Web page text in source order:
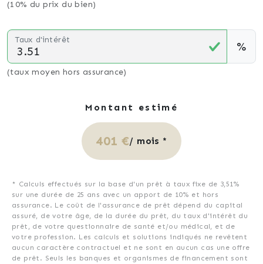
(10% du prix du bien)
Taux d'intérêt %
(taux moyen hors assurance)
Montant estimé
401 €/ mois *
* Calculs effectués sur la base d'un prêt à taux fixe de 3,51%
sur une durée de 25 ans avec un apport de 10% et hors
assurance. Le coût de l'assurance de prêt dépend du capital
assuré, de votre âge, de la durée du prêt, du taux d'intérêt du
prêt, de votre questionnaire de santé et/ou médical, et de
votre profession. Les calculs et solutions indiqués ne revêtent
aucun caractère contractuel et ne sont en aucun cas une offre
de prêt. Seuls les banques et organismes de financement sont